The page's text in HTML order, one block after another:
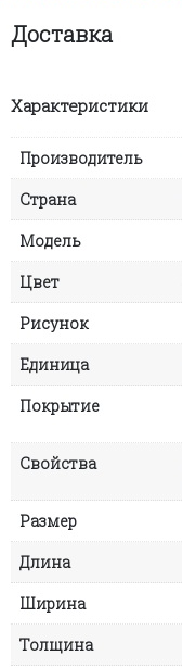
Доставка
Характеристики
Производитель
Страна
Модель
Цвет
Рисунок
Единица
Покрытие
Свойства
Размер
Длина
Ширина
Толщина